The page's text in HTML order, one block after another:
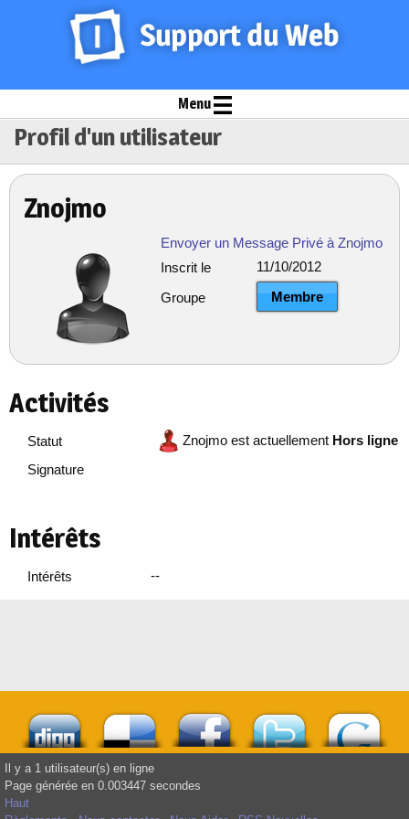
Menu
Profil d'un utilisateur
Znojmo
Envoyer un Message Privé à Znojmo
Inscrit le
11/10/2012
Groupe Membre
Activités
Statut Znojmo est actuellement Hors ligne
Signature
Intérêts
Intérêts --
Il y a 1 utilisateur(s) en ligne
Page générée en 0.003447 secondes
Haut